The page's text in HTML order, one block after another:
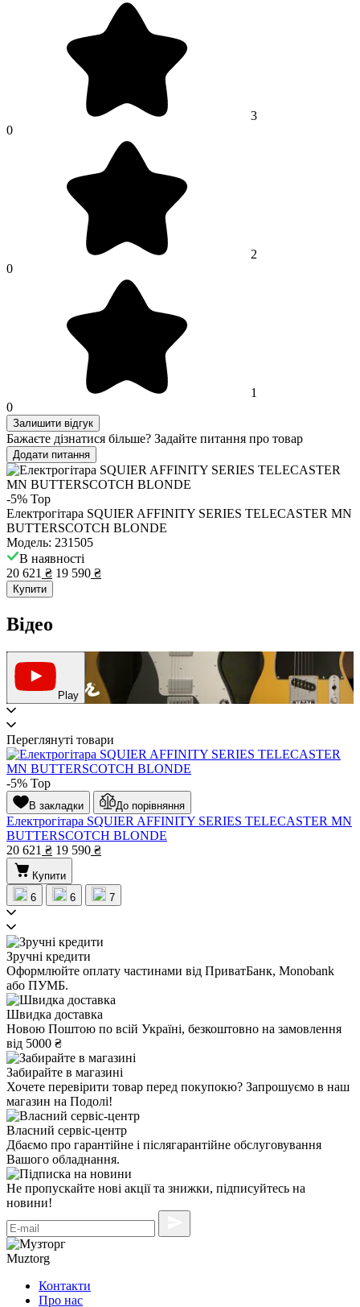
3
0
2
0
1
0
Залишити відгук
Бажаєте дізнатися більше? Задайте питання про товар
Додати питання
-5% Top
Електрогітара SQUIER AFFINITY SERIES TELECASTER MN
BUTTERSCOTCH BLONDE
Модель: 231505
В наявності
20 621 ₴ 19 590 ₴
Купити
Відео
Play
Переглянуті товари
-5% Top
В закладки До порівняння
Електрогітара SQUIER AFFINITY SERIES TELECASTER MN
BUTTERSCOTCH BLONDE
20 621 ₴ 19 590 ₴
Купити
6
6 7
Зручні кредити
Оформлюйте оплату частинами від ПриватБанк, Monobank
або ПУМБ.
Швидка доставка
Новою Поштою по всій Україні, безкоштовно на замовлення
від 5000 ₴
Забирайте в магазині
Хочете перевірити товар перед покупокю? Запрошуємо в наш
магазин на Подолі!
Власний сервіс-центр
Дбаємо про гарантійне і післягарантійне обслуговування
Вашого обладнання.
Не пропускайте нові акції та знижки, підписуйтесь на
новини!
Muztorg
Контакти
Про нас